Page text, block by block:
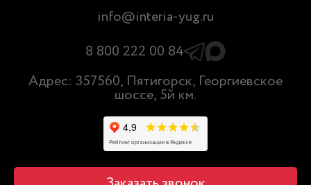
info@interia-yug.ru
8 800 222 00 84
Адрес: 357560, Пятигорск, Георгиевское
шоссе, 5й км.